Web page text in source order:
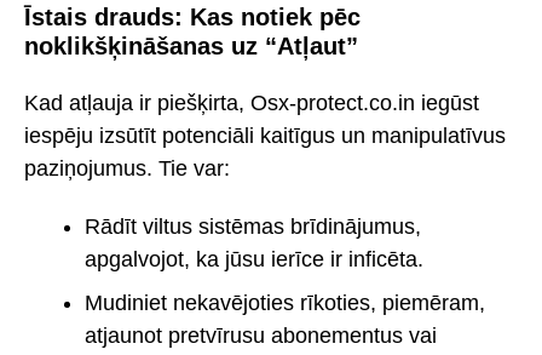
Īstais drauds: Kas notiek pēc
noklikšķināšanas uz “Atļaut”
Kad atļauja ir piešķirta, Osx-protect.co.in iegūst
iespēju izsūtīt potenciāli kaitīgus un manipulatīvus
paziņojumus. Tie var:
Rādīt viltus sistēmas brīdinājumus,
apgalvojot, ka jūsu ierīce ir inficēta.
Mudiniet nekavējoties rīkoties, piemēram,
atjaunot pretvīrusu abonementus vai